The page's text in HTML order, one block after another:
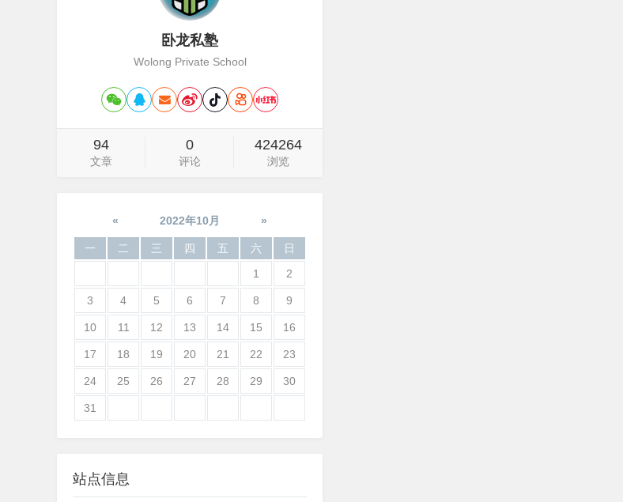
卧龙私塾
Wolong Private School
94
文章
0
评论
424264
浏览
« 2022年10月 »
一 二 三 四 五 六
日
1
2
3 4 5 6 7 8 9
10 11 12 13 14 15 16
17 18 19 20 21 22 23
24 25 26 27 28 29 30
31
站点信息